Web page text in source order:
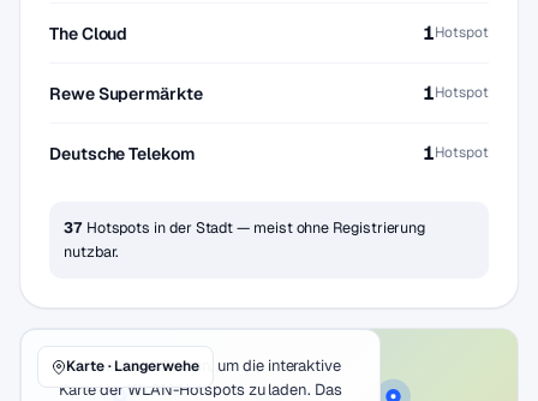
The Cloud 1Hotspot
Rewe Supermärkte 1Hotspot
Deutsche Telekom 1Hotspot
37 Hotspots in der Stadt — meist ohne Registrierung
nutzbar.
Klicke auf den Button, um die interaktive
Karte der WLAN-Hotspots zu laden. Das
Karte · Langerwehe